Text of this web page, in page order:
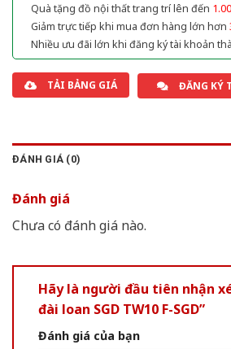
Quà tặng đồ nội thất trang trí lên đến
Giảm trực tiếp khi mua đơn hàng lớn hơn
Nhiều ưu đãi lớn khi đăng ký tài khoản
TẢI BẢNG GIÁ ĐĂNG KÝ
ĐÁNH GIÁ (0)
Đánh giá
Chưa có đánh giá nào.
Hãy là người đầu tiên nhận
đài loan SGD TW10 F-SGD”
Đánh giá của bạn